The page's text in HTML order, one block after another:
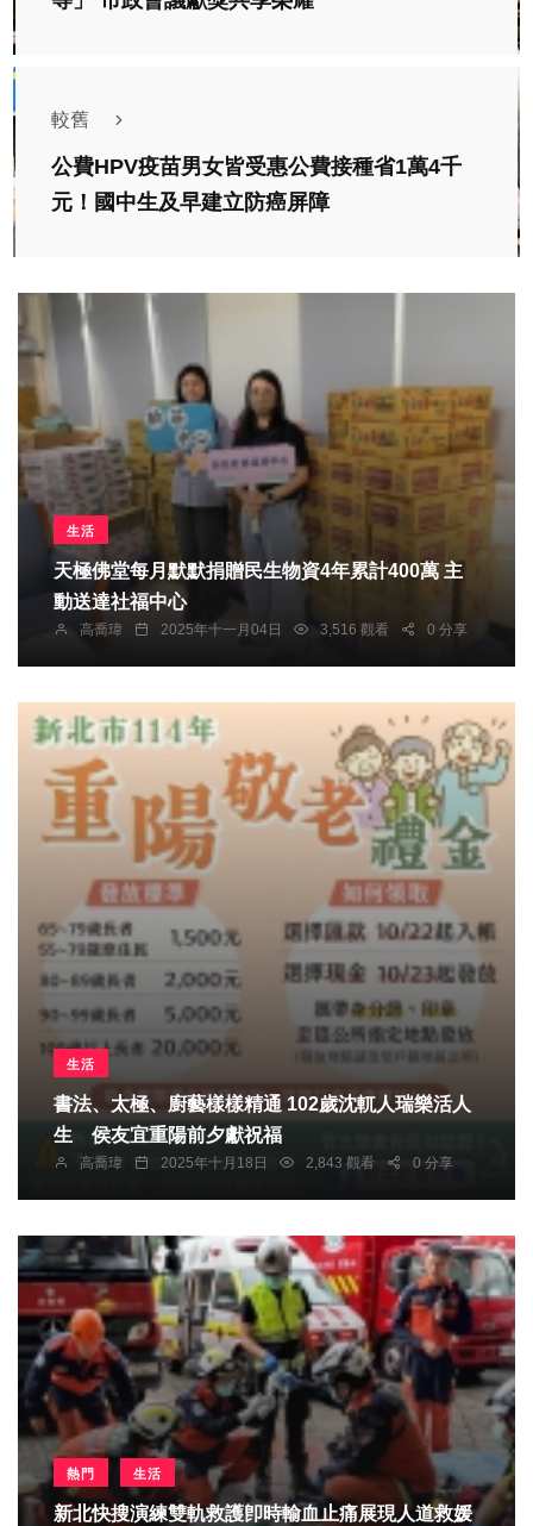
較舊
公費HPV疫苗男女皆受惠公費接種省1萬4千
元！國中生及早建立防癌屏障
生活
天極佛堂每月默默捐贈民生物資4年累計400萬 主
動送達社福中心
高喬瑋 2025年十一月04日 3,516 觀看 0 分享
生活
書法、太極、廚藝樣樣精通 102歲沈軏人瑞樂活人
生 侯友宜重陽前夕獻祝福
高喬瑋 2025年十月18日 2,843 觀看 0 分享
熱門 生活
新北快搜演練雙軌救護卽時輸血止痛展現人道救媛